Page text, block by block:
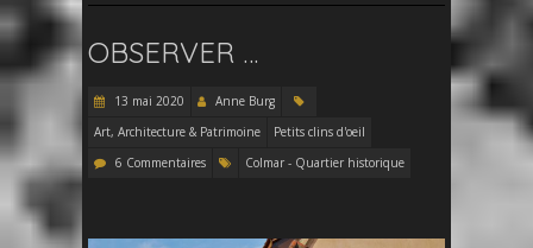
OBSERVER …
13 mai 2020
Anne Burg
Art, Architecture & Patrimoine
Petits clins d'oeil
6 Commentaires
Colmar - Quartier historique